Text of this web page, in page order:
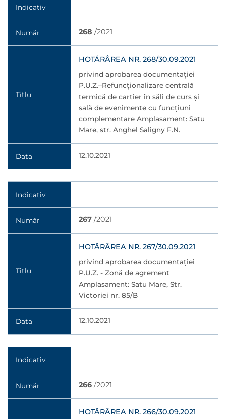
Indicativ
Număr 268 /2021
Titlu
HOTĂRÂREA NR. 268/30.09.2021
privind aprobarea documentaţiei
P.U.Z.–Refuncționalizare centrală
termică de cartier în săli de curs și
sală de evenimente cu funcțiuni
complementare Amplasament: Satu
Mare, str. Anghel Saligny F.N.
Data 12.10.2021
Indicativ
Număr 267 /2021
Titlu
HOTĂRÂREA NR. 267/30.09.2021
privind aprobarea documentaţiei
P.U.Z. - Zonă de agrement
Amplasament: Satu Mare, Str.
Victoriei nr. 85/B
Data 12.10.2021
Indicativ
Număr 266 /2021
HOTĂRÂREA NR. 266/30.09.2021